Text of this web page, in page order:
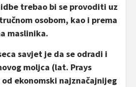
trebao bi se provoditi uz
osobom, kao i prema
maslinika.
savjet je da se odradi i
moljca (lat. Prays
ekonomski najznačajnijeg